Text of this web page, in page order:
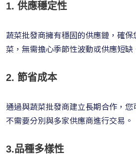
1. 供應穩定性
蔬菜批發商擁有穩固的供應鏈，確
菜，無需擔心季節性波動或供應短缺
2. 節省成本
通過與蔬菜批發商建立長期合作，您
不需要分別與多家供應商進行交易。
3.品種多樣性